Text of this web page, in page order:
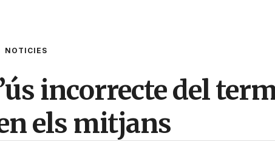
NOTICIES
incorrecte del
els mitjans